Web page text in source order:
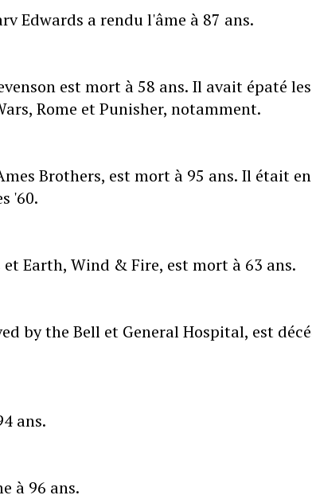
Edwards a rendu l'âme à 87 ans.
est mort à 58 ans. Il avait épaté les
Rome et Punisher, notamment.
Brothers, est mort à 95 ans. Il était en
'60.
Earth, Wind & Fire, est mort à 63 ans.
by the Bell et General Hospital, est
ans.
à 96 ans.